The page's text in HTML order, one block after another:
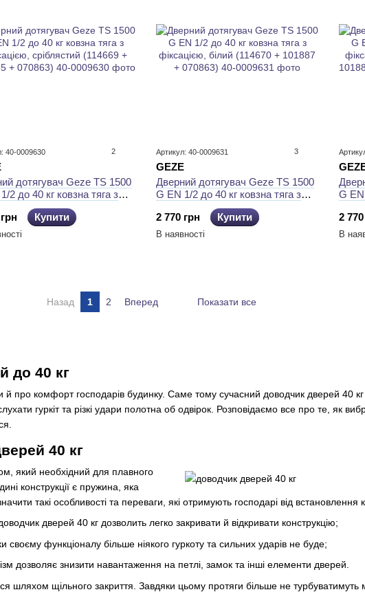
до 40 кг
й про комфорт господарів будинку. Саме тому сучасний доводчик дверей 40 кг
гуркіт та різкі удари полотна об одвірок. Розповідаємо все про те, як
40 кг
який необхідний для плавного
конструкції є пружина, яка
такі особливості та переваги, які отримують господарі від встановлення
дверей 40 кг дозволить легко закривати й відкривати конструкцію;
своєму функціоналу більше ніякого гуркоту та сильних ударів не буде;
дозволяє знизити навантаження на петлі, замок та інші елементи дверей.
шляхом щільного закриття. Завдяки цьому протяги більше не турбуватимуть
40-0009630 2
дотягувач Geze TS 1500
2 до 40 кг ковзна тяга з
сріблястий (114669 +
+ 070863)
Купити
Артикул: 40-0009631 3
GEZE
Дверний дотягувач Geze TS 1500
G EN 1/2 до 40 кг ковзна тяга з
фіксацією, білий (114670 + 101887
+ 070863)
2 770 грн Купити
В наявності
G EN
2
В
Назад 1 2 Вперед Показати все